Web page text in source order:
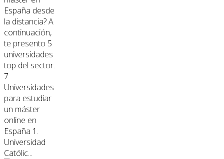
España desde
la distancia? A
continuación,
te presento 5
universidades
top del sector.
7
Universidades
para estudiar
un máster
online en
España 1.
Universidad
Católic...